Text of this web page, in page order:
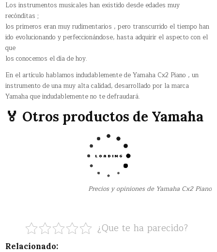
Los instrumentos musicales han existido desde edades muy
recónditas ;
los primeros eran muy rudimentarios , pero transcurrido el tiempo han
ido evolucionando y perfeccionándose, hasta adquirir el aspecto con el
que
los conocemos el día de hoy.
En el artículo hablamos indudablemente de Yamaha Cx2 Piano , un
instrumento de una muy alta calidad, desarrollado por la marca
Yamaha que indudablemente no te defraudará.
🏅 Otros productos de Yamaha
Precios y opiniones de Yamaha Cx2 Piano
¿Que te ha parecido?
Relacionado: